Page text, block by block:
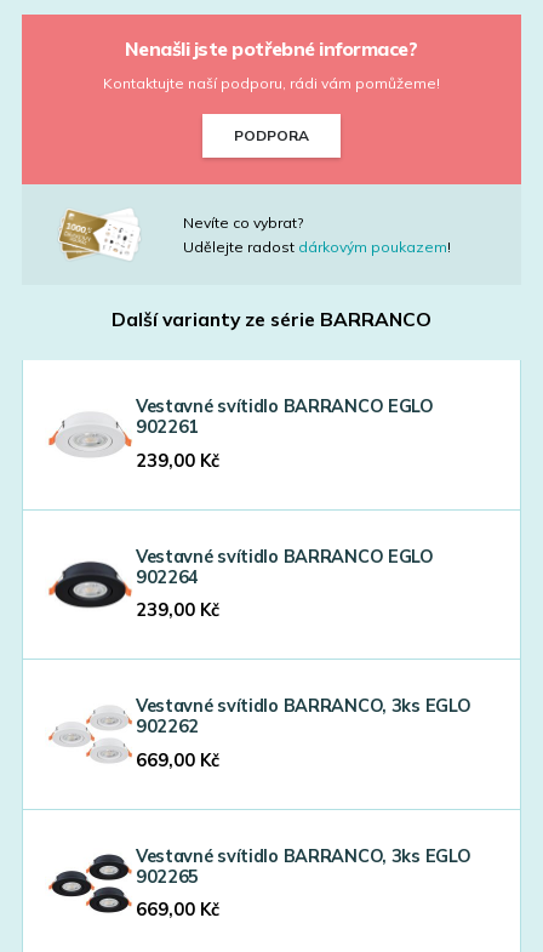
Nenašli jste potřebné informace?
Kontaktujte naší podporu, rádi vám pomůžeme!
PODPORA
Nevíte co vybrat?
Udělejte radost dárkovým poukazem!
Další varianty ze série BARRANCO
Vestavné svítidlo BARRANCO EGLO
902261
239,00 Kč
Vestavné svítidlo BARRANCO EGLO
902264
239,00 Kč
Vestavné svítidlo BARRANCO, 3ks EGLO
902262
669,00 Kč
Vestavné svítidlo BARRANCO, 3ks EGLO
902265
669,00 Kč